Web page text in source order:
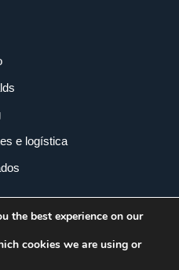
e logística
the best experience on our
cookies we are using or